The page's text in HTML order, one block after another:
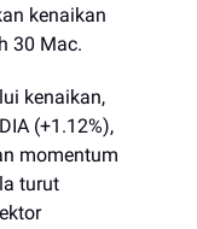
kenaikan
30 Mac.
kenaikan,
(+1.12%),
momentum
turut